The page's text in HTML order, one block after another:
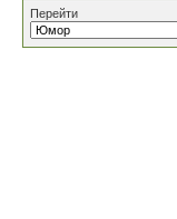
Перейти